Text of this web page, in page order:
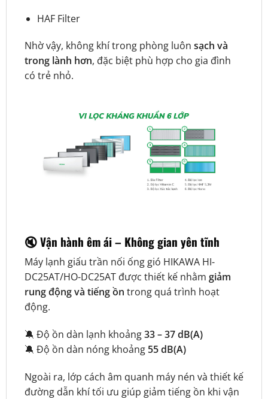
HAF Filter
Nhờ vậy, không khí trong phòng luôn sạch và
trong lành hơn, đặc biệt phù hợp cho gia đình
có trẻ nhỏ.
🔇 Vận hành êm ái – Không gian yên tĩnh
Máy lạnh giấu trần nối ống gió HIKAWA HI-
DC25AT/HO-DC25AT được thiết kế nhằm giảm
rung động và tiếng ồn trong quá trình hoạt
động.
🔕 Độ ồn dàn lạnh khoảng33 – 37 dB(A)
🔕 Độ ồn dàn nóng khoảng 55 dB(A)
Ngoài ra, lớp cách âm quanh máy nén và thiết kế
đường dẫn khí tối ưu giúp giảm tiếng ồn khi vận